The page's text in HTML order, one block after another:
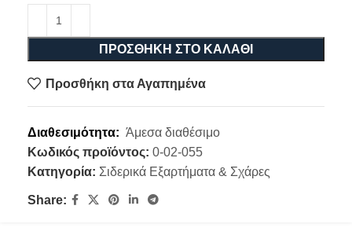
ΠΡΟΣΘΉΚΗ ΣΤΟ ΚΑΛΆΘΙ
Προσθήκη στα Αγαπημένα
Διαθεσιμότητα: Άμεσα διαθέσιμο
Κωδικός προϊόντος: 0-02-055
Κατηγορία: Σιδερικά Εξαρτήματα & Σχάρες
Share: